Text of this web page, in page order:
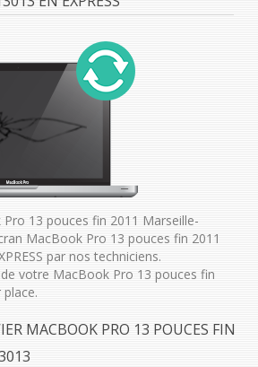
13 pouces fin 2011 Marseille-
MacBook Pro 13 pouces fin 2011
par nos techniciens.
votre MacBook Pro 13 pouces fin
MACBOOK PRO 13 POUCES FIN